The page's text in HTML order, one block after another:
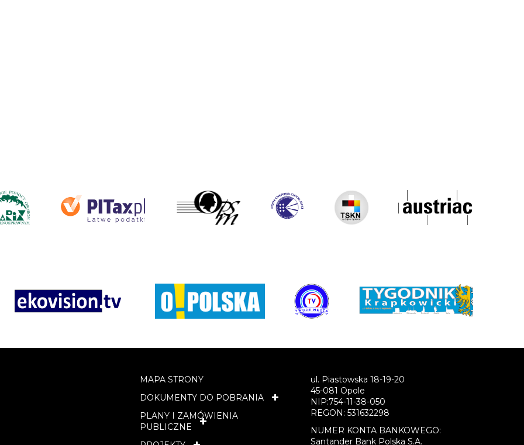
MAPA STRONY
DOKUMENTY DO POBRANIA
PLANY I ZAMÓWIENIA
PUBLICZNE
ul. Piastowska 18-19-20
45-081 Opole
NIP:754-11-38-050
REGON: 531632298
NUMER KONTA BANKOWEGO:
Santander Bank Polska S.A.